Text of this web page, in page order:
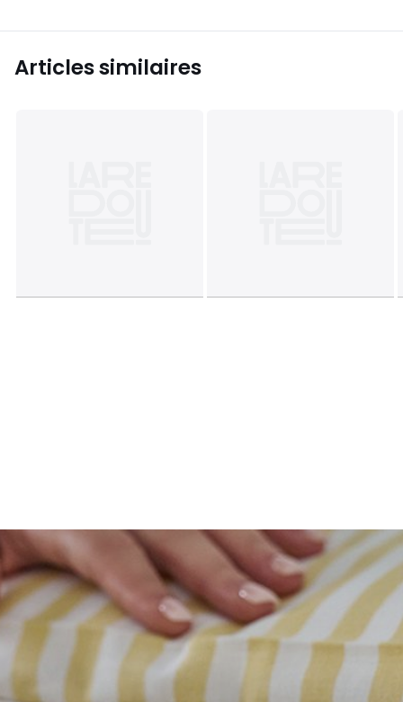
Articles similaires